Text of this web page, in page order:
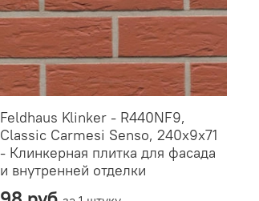
Feldhaus Klinker - R440NF9,
Classic Carmesi Senso, 240x9x71
- Клинкерная плитка для фасада
и внутренней отделки